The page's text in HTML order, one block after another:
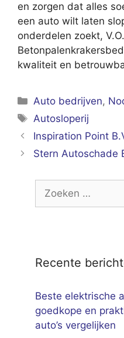
en zorgen dat alles
een auto wilt laten
onderdelen zoekt,
kwaliteit en
Categorieën
Auto bedrijven,
Tags
Autosloperij
Inspiration Point
Stern Autoschade
Zoek
Recente
Beste elektrische
goedkope en
auto’s vergelijken